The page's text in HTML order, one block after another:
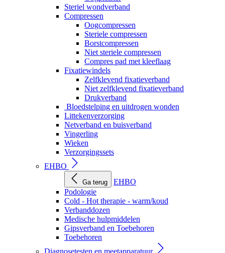
Steriel wondverband
Compressen
Oogcompressen
Steriele compressen
Borstcompressen
Niet steriele compressen
Compres pad met kleeflaag
Fixatiewindels
Zelfklevend fixatieverband
Niet zelfklevend fixatieverband
Drukverband
Bloedstelping en uitdrogen wonden
Littekenverzorging
Netverband en buisverband
Vingerling
Wieken
Verzorgingssets
EHBO
Ga terug
EHBO
Podologie
Cold - Hot therapie - warm/koud
Verbanddozen
Medische hulpmiddelen
Gipsverband en Toebehoren
Toebehoren
Diagnosetesten en meetapparatuur